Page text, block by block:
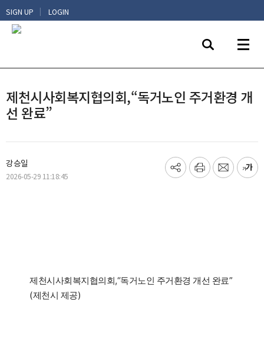
SIGN UP | LOGIN
제천시사회복지협의회,“독거노인 주거환경 개
선 완료”
강승일
2026-05-29 11:18:45
기
프
메
글
제천시사회복지협의회,“독거노인 주거환경 개선 완료”
(제천시 제공)